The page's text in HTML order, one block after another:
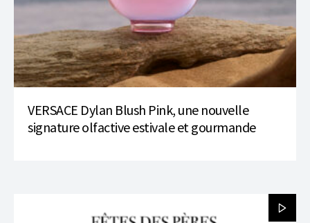
VERSACE Dylan Blush Pink, une nouvelle
signature olfactive estivale et gourmande